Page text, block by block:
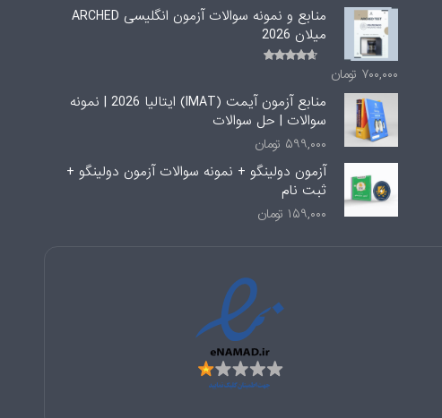
منابع و نمونه سوالات آزمون انگلیسی ARCHED
میلان 2026
5
۷۰۰,۰۰۰ تومان
منابع آزمون آیمت (IMAT) ایتالیا 2026 | نمونه
سوالات | حل سوالات
۵۹۹,۰۰۰ تومان
آزمون دولینگو + نمونه سوالات آزمون دولینگو +
ثبت نام
۱۵۹,۰۰۰ تومان